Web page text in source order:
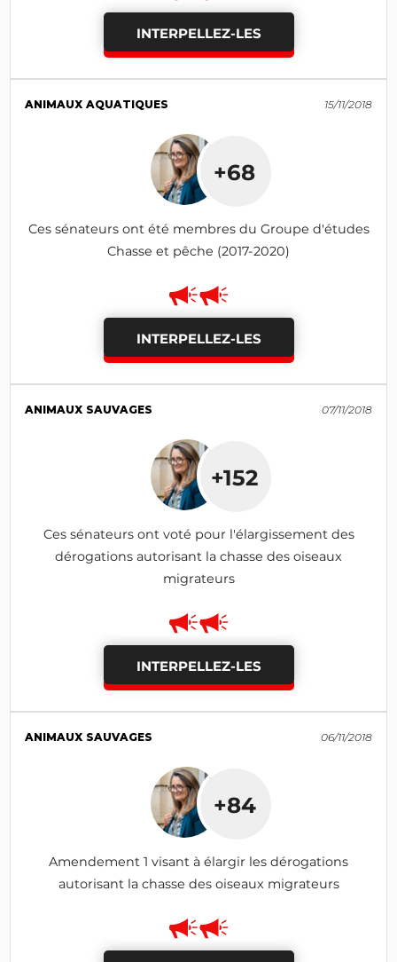
INTERPELLEZ-LES
ANIMAUX AQUATIQUES 15/11/2018
+68
Ces sénateurs ont été membres du Groupe d'études
Chasse et pêche (2017-2020)
INTERPELLEZ-LES
ANIMAUX SAUVAGES 07/11/2018
+152
Ces sénateurs ont voté pour l'élargissement des
dérogations autorisant la chasse des oiseaux
migrateurs
INTERPELLEZ-LES
ANIMAUX SAUVAGES 06/11/2018
+84
Amendement 1 visant à élargir les dérogations
autorisant la chasse des oiseaux migrateurs